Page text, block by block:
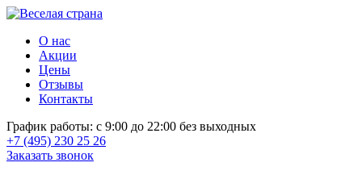
О нас
Акции
Цены
Отзывы
Контакты
График работы: с 9:00 до 22:00 без выходных
+7 (495) 230 25 26
Заказать звонок